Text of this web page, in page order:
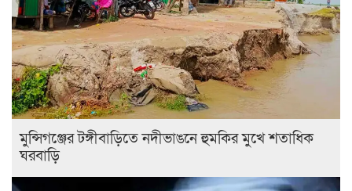
মুন্সিগঞ্জের টঙ্গীবাড়িতে নদীভাঙনে হুমকির মুখে শতাধিক
ঘরবাড়ি